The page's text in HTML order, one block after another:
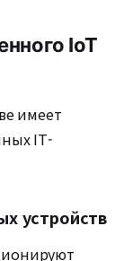
IoT
имеет
IT-
устройств